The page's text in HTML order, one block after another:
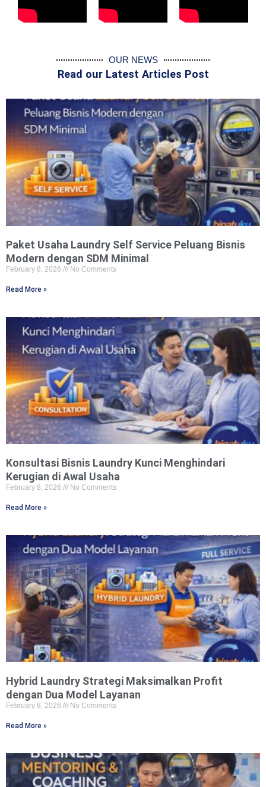
OUR NEWS
Read our Latest Articles Post
Paket Usaha Laundry Self Service Peluang Bisnis
Modern dengan SDM Minimal
February 8, 2026 No Comments
Read More »
Konsultasi Bisnis Laundry Kunci Menghindari
Kerugian di Awal Usaha
February 8, 2026 No Comments
Read More »
Hybrid Laundry Strategi Maksimalkan Profit
dengan Dua Model Layanan
February 8, 2026 No Comments
Read More »